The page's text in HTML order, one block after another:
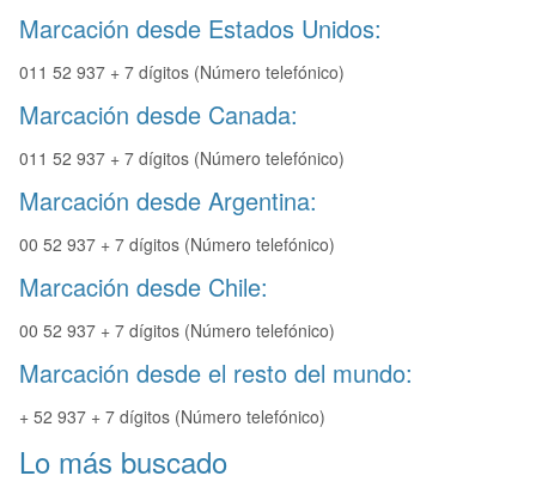
Marcación desde Estados Unidos:
011 52 937 + 7 dígitos (Número telefónico)
Marcación desde Canada:
011 52 937 + 7 dígitos (Número telefónico)
Marcación desde Argentina:
00 52 937 + 7 dígitos (Número telefónico)
Marcación desde Chile:
00 52 937 + 7 dígitos (Número telefónico)
Marcación desde el resto del mundo:
+ 52 937 + 7 dígitos (Número telefónico)
Lo más buscado